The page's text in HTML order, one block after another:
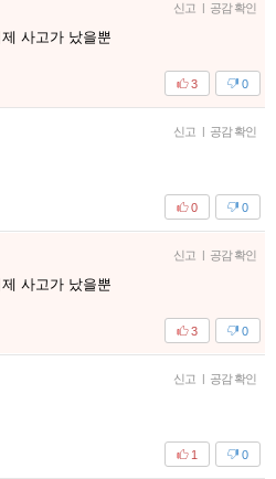
신고 | 공감 확인
사고가 났을뿐
0
3
신고 | 공감 확인
0
0
신고 | 공감 확인
사고가 났을뿐
0
3
신고 | 공감 확인
0
1